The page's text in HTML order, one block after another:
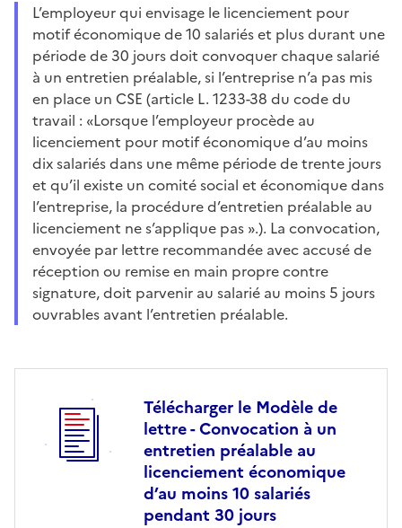
L’employeur qui envisage le licenciement pour
motif économique de 10 salariés et plus durant une
période de 30 jours doit convoquer chaque salarié
à un entretien préalable, si l’entreprise n’a pas mis
en place un CSE (article L. 1233-38 du code du
travail : «Lorsque l’employeur procède au
licenciement pour motif économique d’au moins
dix salariés dans une même période de trente jours
et qu’il existe un comité social et économique dans
l’entreprise, la procédure d’entretien préalable au
licenciement ne s’applique pas ».). La convocation,
envoyée par lettre recommandée avec accusé de
réception ou remise en main propre contre
signature, doit parvenir au salarié au moins 5 jours
ouvrables avant l’entretien préalable.
Télécharger le Modèle de
lettre - Convocation à un
entretien préalable au
licenciement économique
d’au moins 10 salariés
pendant 30 jours